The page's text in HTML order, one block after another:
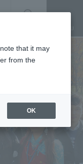
SEARCH
that it may
from the
OK